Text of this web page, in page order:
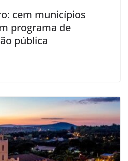
cem municípios
programa de
pública